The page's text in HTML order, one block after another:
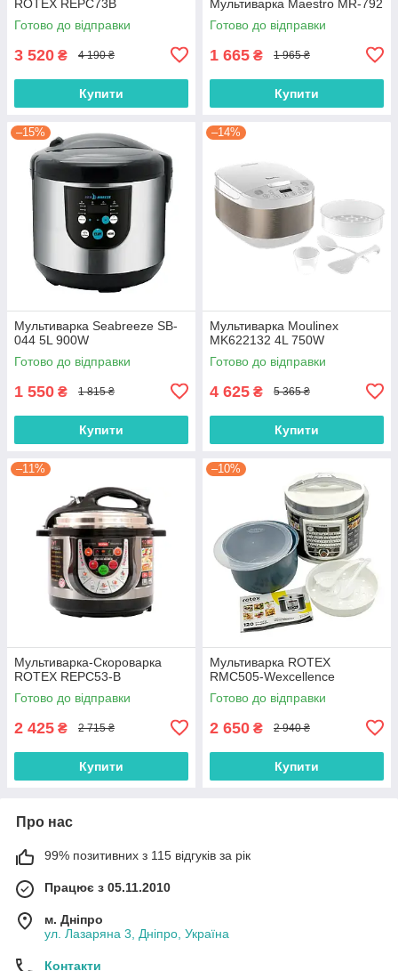
ROTEX REPC73B
Готово до відправки
3 520 ₴ 4 190 ₴
Купити
Мультиварка Maestro MR-792
Готово до відправки
1 665 ₴ 1 965 ₴
Купити
–15%
Мультиварка Seabreeze SB-
044 5L 900W
Готово до відправки
1 550 ₴ 1 815 ₴
Купити
–14%
Мультиварка Moulinex
MK622132 4L 750W
Готово до відправки
4 625 ₴ 5 365 ₴
Купити
–11%
Мультиварка-Скороварка
ROTEX REPC53-B
Готово до відправки
2 425 ₴ 2 715 ₴
Купити
–10%
Мультиварка ROTEX
RMC505-Wexcellence
Готово до відправки
2 650 ₴ 2 940 ₴
Купити
Про нас
99% позитивних з 115 відгуків за рік
Працює з 05.11.2010
м. Дніпро
ул. Лазаряна 3, Дніпро, Україна
Контакти